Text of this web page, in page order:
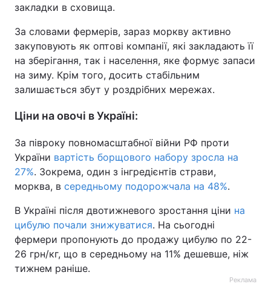
закладки в сховища.
За словами фермерів, зараз моркву активно
закуповують як оптові компанії, які закладають її
на зберігання, так і населення, яке формує запаси
на зиму. Крім того, досить стабільним
залишається збут у роздрібних мережах.
Ціни на овочі в Україні:
За півроку повномасштабної війни РФ проти
України вартість борщового набору зросла на
27%. Зокрема, один з інгредієнтів страви,
морква, в середньому подорожчала на 48%.
В Україні після двотижневого зростання ціни на
цибулю почали знижуватися. На сьогодні
фермери пропонують до продажу цибулю по 22-
26 грн/кг, що в середньому на 11% дешевше, ніж
тижнем раніше.
Реклама